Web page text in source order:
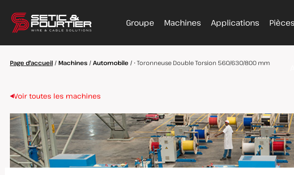
Groupe Machines Applications
Page d'accueil / Machines /Automobile /• Toronneuse Double Torsion 560/630/800 mm
Voir toutes les machines